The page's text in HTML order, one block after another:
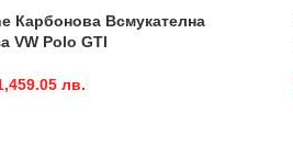
Карбонова Всмукателна
VW Polo GTI
лв.